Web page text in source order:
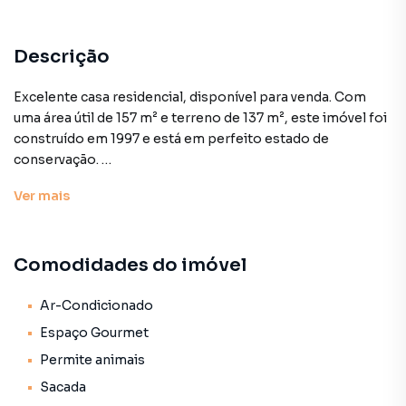
Descrição
Excelente casa residencial, disponível para venda. Com
uma área útil de 157 m² e terreno de 137 m², este imóvel foi
construído em 1997 e está em perfeito estado de
conservação.
A casa conta com 3 quartos, sendo 1 suíte, ideal para
valorizado por um design moderno, com piso de
A cozinha é integrada à copa, criando um ambiente
um espaço gourmet com churrasqueira e forno, perfeito
para momentos de lazer. A sala de estar é iluminada,
Ver mais
Comodidades do imóvel
Ar-Condicionado
Espaço Gourmet
Permite animais
Sacada